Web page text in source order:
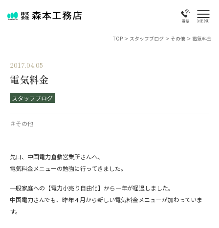
電話 MENU
TOP > スタッフブログ > その他 > 電気料金
2017.04.05
電気料金
スタッフブログ
＃その他
先日、中国電力倉敷営業所さんへ、
電気料金メニューの勉強に行ってきました。
一般家庭への【電力小売り自由化】から一年が経過しました。
中国電力さんでも、昨年４月から新しい電気料金メニューが加わっていま
す。